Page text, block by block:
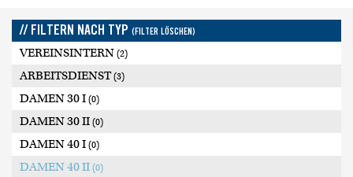
// FILTERN NACH TYP (FILTER LÖSCHEN)
VEREINSINTERN (2)
ARBEITSDIENST(3)
DAMEN 30 I (0)
DAMEN 30 II (0)
DAMEN 40 I (0)
DAMEN 40 II (0)